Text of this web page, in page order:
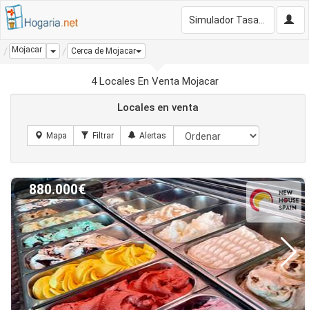
Mojacar Dropdown
Cerca de Mojacar
4 Locales En Venta Mojacar
Locales en venta
880.000€